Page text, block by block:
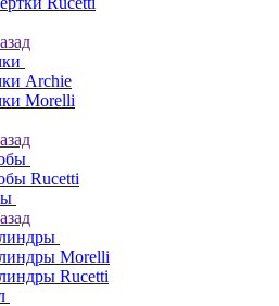
Archie
Morelli
Rucetti
Morelli
Rucetti